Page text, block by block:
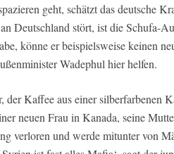
geht, schätzt das deutsche
Deutschland stört, ist die Schufa-
könne er beispielsweise keinen
Wadephul hier helfen.
der Kaffee aus einer silberfarbenen
neuen Frau in Kanada, seine
verloren und werde mitunter von